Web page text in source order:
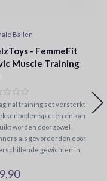
Ballen
- FemmeFit
Muscle Training
training set versterkt
en kan
worden door zowel
als gevorderden door
gewichten in..